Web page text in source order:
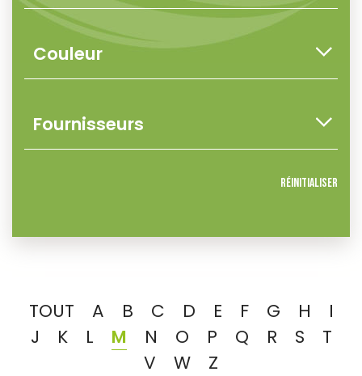
Réinitialiser
TOUT A B C D E F G H
I
J
K L M N O P Q R S
T
V
W Z